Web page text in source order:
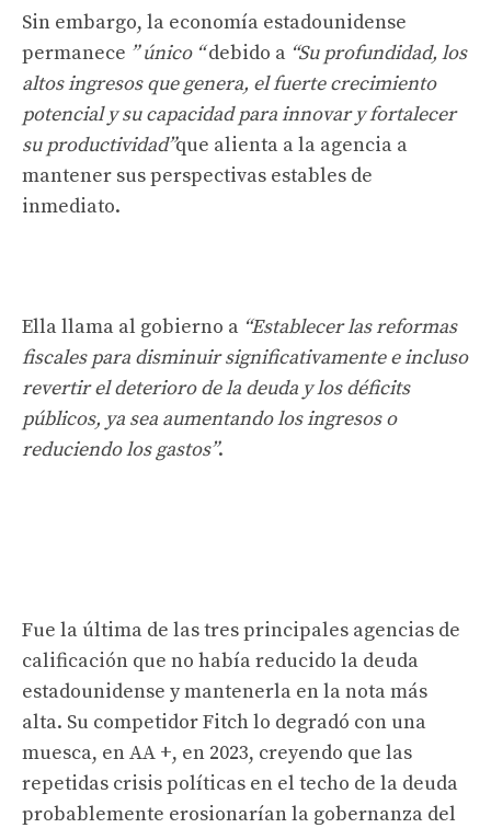
Sin embargo, la economía estadounidense
permanece ” único “debido a “Su profundidad, los
altos ingresos que genera, el fuerte crecimiento
potencial y su capacidad para innovar y fortalecer
su productividad”que alienta a la agencia a
mantener sus perspectivas estables de
inmediato.
Ella llama al gobierno a “Establecer las reformas
fiscales para disminuir significativamente e incluso
revertir el deterioro de la deuda y los déficits
públicos, ya sea aumentando los ingresos o
reduciendo los gastos”.
Fue la última de las tres principales agencias de
calificación que no había reducido la deuda
estadounidense y mantenerla en la nota más
alta. Su competidor Fitch lo degradó con una
muesca, en AA +, en 2023, creyendo que las
repetidas crisis políticas en el techo de la deuda
probablemente erosionarían la gobernanza del